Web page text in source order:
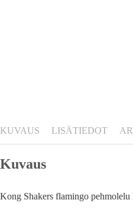
KUVAUS LISÄTIEDOT
Kuvaus
Kong Shakers flamingo